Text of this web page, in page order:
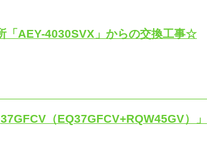
「AEY-4030SVX」からの交換工事☆
（EQ37GFCV+RQW45GV）」